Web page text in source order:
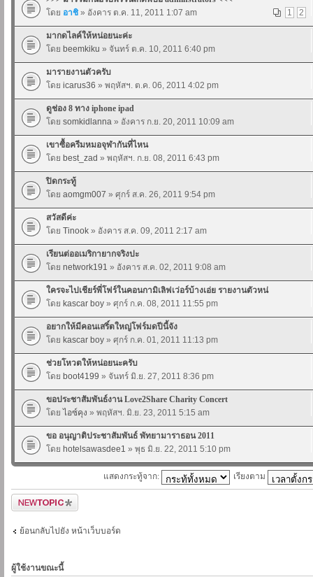
1
2
โดย อาชิ » อังคาร ต.ค. 11, 2011 1:07 am
มากดไลค์ให้หน่อยนะค่ะ
โดย beemkiku » จันทร์ ต.ค. 10, 2011 6:40 pm
มารายงานตัวครับ
โดย icarus36 » พฤหัสฯ. ต.ค. 06, 2011 4:02 pm
ดูช่อง 8 ทาง iphone ipad
โดย somkidlanna » อังคาร ก.ย. 20, 2011 10:09 am
เขาซื้อครีมหมอจุฬากันที่ไหน
โดย best_zad » พฤหัสฯ. ก.ย. 08, 2011 6:43 pm
ปิดกระทู้
โดย aomgm007 » ศุกร์ ส.ค. 26, 2011 9:54 pm
สวัสดีค่ะ
โดย Tinook » อังคาร ส.ค. 09, 2011 2:17 am
เรียนต่ออเมริกายากจริงปะ
โดย network191 » อังคาร ส.ค. 02, 2011 9:08 am
ใครจะไปเชียร์พี่โฟร์ในคอนกามิเลิฟเว่อร์บ้างเอ่ย รายงานตัวหน่
โดย kascar boy » ศุกร์ ก.ค. 08, 2011 11:55 pm
อยากให้มีคอนเสริ์ตใหญ่โฟร์มดปีนี้จัง
โดย kascar boy » ศุกร์ ก.ค. 01, 2011 11:13 pm
ช่วยโหวตให้หน่อยนะครับ
โดย boot4199 » จันทร์ มิ.ย. 27, 2011 8:36 pm
ขอประชาสัมพันธ์งาน Love2Share Charity Concert
โดย ไอซ์คุง » พฤหัสฯ. มิ.ย. 23, 2011 5:15 am
ขอ อนุญาติประชาสัมพันธ์ พัทยามาราธอน 2011
โดย hotelsawasdee1 » พุธ มิ.ย. 22, 2011 5:10 pm
แสดงกระทู้จาก: เรียงตาม
ตั้งกระทู้ใหม่
ย้อนกลับไปยัง หน้าเว็บบอร์ด
ผู้ใช้งานขณะนี้